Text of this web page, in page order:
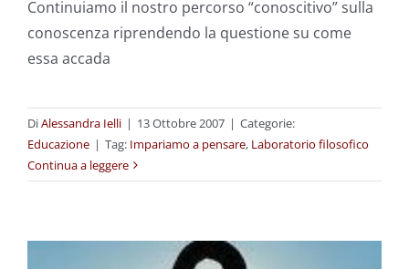
Continuiamo il nostro percorso “conoscitivo” sulla
conoscenza riprendendo la questione su come
essa accada
DiAlessandra Ielli | 13 Ottobre 2007 | Categorie:
Educazione | Tag: Impariamo a pensare, Laboratorio filosofico
Continua a leggere